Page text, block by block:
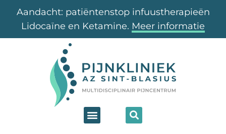
Aandacht: patiëntenstop infuustherapieën
Lidocaïne en Ketamine. Meer informatie